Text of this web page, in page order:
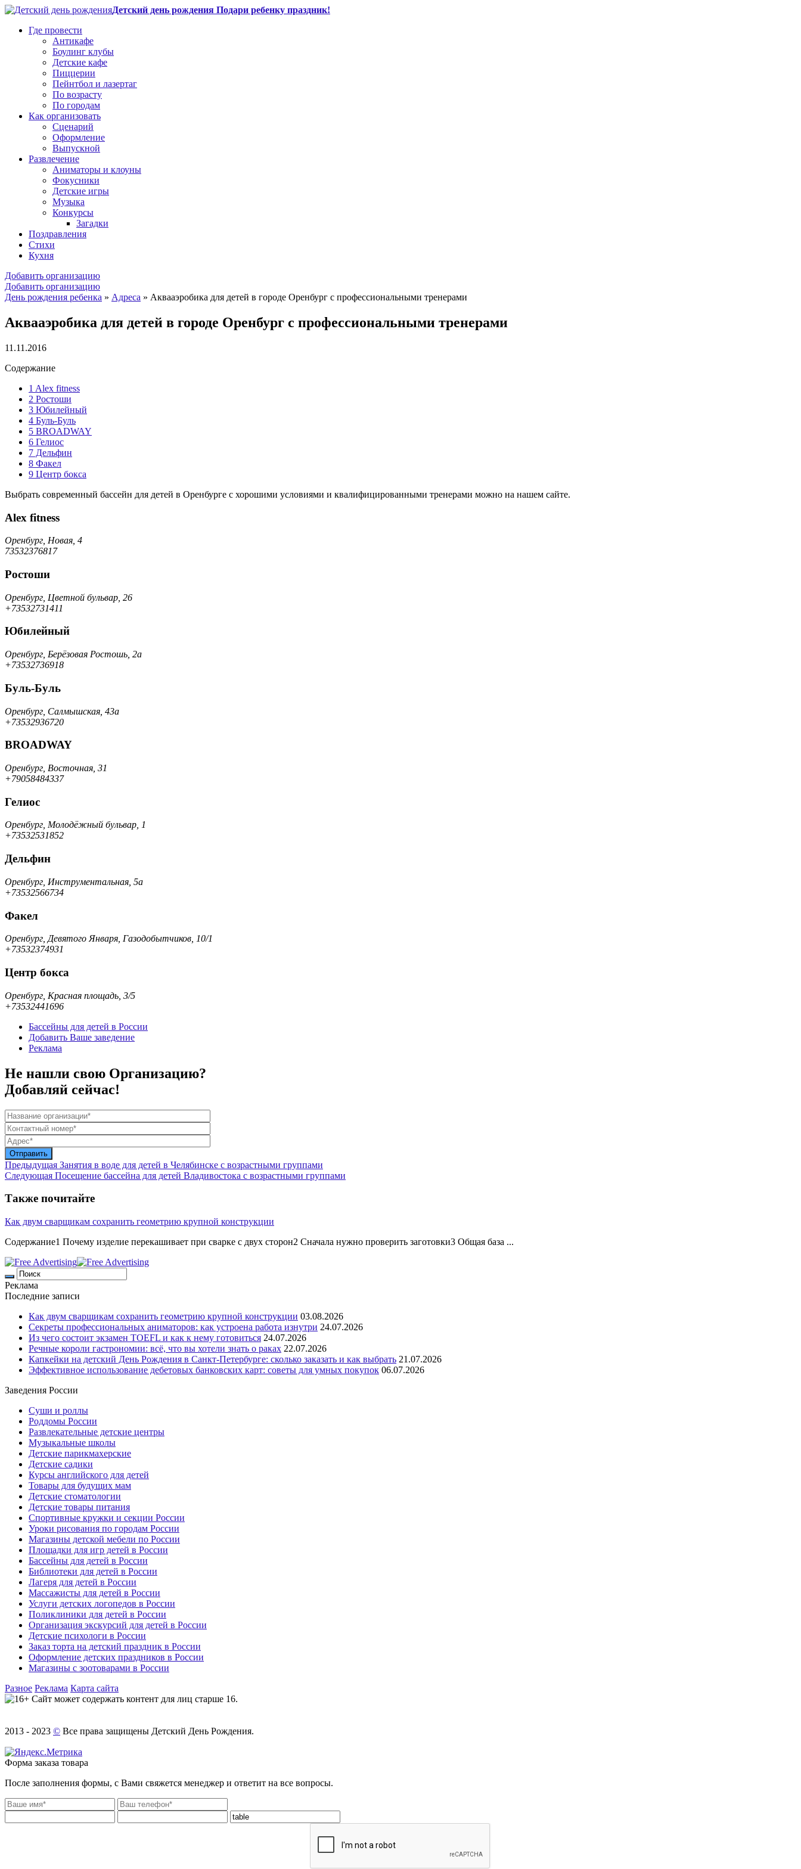
Детский день рождения Подари ребенку праздник!
Где провести
Антикафе
Боулинг клубы
Детские кафе
Пиццерии
Пейнтбол и лазертаг
По возрасту
По городам
Как организовать
Сценарий
Оформление
Выпускной
Развлечение
Аниматоры и клоуны
Фокусники
Детские игры
Музыка
Конкурсы
Загадки
Поздравления
Стихи
Кухня
Добавить организацию
Добавить организацию
День рождения ребенка » Адреса » Аквааэробика для детей в городе Оренбург с профессиональными тренерами
Аквааэробика для детей в городе Оренбург с профессиональными тренерами
11.11.2016
Содержание
1 Alex fitness
2 Ростоши
3 Юбилейный
4 Буль-Буль
5 BROADWAY
6 Гелиос
7 Дельфин
8 Факел
9 Центр бокса
Выбрать современный бассейн для детей в Оренбурге с хорошими условиями и квалифицированными тренерами можно на нашем сайте.
Alex fitness
Оренбург, Новая, 4
73532376817
Ростоши
Оренбург, Цветной бульвар, 26
+73532731411
Юбилейный
Оренбург, Берёзовая Ростошь, 2а
+73532736918
Буль-Буль
Оренбург, Салмышская, 43а
+73532936720
BROADWAY
Оренбург, Восточная, 31
+79058484337
Гелиос
Оренбург, Молодёжный бульвар, 1
+73532531852
Дельфин
Оренбург, Инструментальная, 5а
+73532566734
Факел
Оренбург, Девятого Января, Газодобытчиков, 10/1
+73532374931
Центр бокса
Оренбург, Красная площадь, 3/5
+73532441696
Бассейны для детей в России
Добавить Ваше заведение
Реклама
Не нашли свою Организацию?
Добавляй сейчас!
Предыдущая Занятия в воде для детей в Челябинске с возрастными группами
Следующая Посещение бассейна для детей Владивостока с возрастными группами
Также почитайте
Как двум сварщикам сохранить геометрию крупной конструкции
Содержание1 Почему изделие перекашивает при сварке с двух сторон2 Сначала нужно проверить заготовки3 Общая база ...
Реклама
Последние записи
Как двум сварщикам сохранить геометрию крупной конструкции 03.08.2026
Секреты профессиональных аниматоров: как устроена работа изнутри 24.07.2026
Из чего состоит экзамен TOEFL и как к нему готовиться 24.07.2026
Речные короли гастрономии: всё, что вы хотели знать о раках 22.07.2026
Капкейки на детский День Рождения в Санкт-Петербурге: сколько заказать и как выбрать 21.07.2026
Эффективное использование дебетовых банковских карт: советы для умных покупок 06.07.2026
Заведения России
Суши и роллы
Роддомы России
Развлекательные детские центры
Музыкальные школы
Детские парикмахерские
Детские садики
Курсы английского для детей
Товары для будущих мам
Детские стоматологии
Детские товары питания
Спортивные кружки и секции России
Уроки рисования по городам России
Магазины детской мебели по России
Площадки для игр детей в России
Бассейны для детей в России
Библиотеки для детей в России
Лагеря для детей в России
Массажисты для детей в России
Услуги детских логопедов в России
Поликлиники для детей в России
Организация экскурсий для детей в России
Детские психологи в России
Заказ торта на детский праздник в России
Оформление детских праздников в России
Магазины с зоотоварами в России
Разное Реклама Карта сайта
Сайт может содержать контент для лиц старше 16.
2013 - 2023 © Все права защищены Детский День Рождения.
Форма заказа товара
После заполнения формы, с Вами свяжется менеджер и ответит на все вопросы.